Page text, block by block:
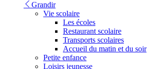
Grandir
Vie scolaire
Les écoles
Restaurant scolaire
Transports scolaires
Accueil du matin et du soir
Petite enfance
Loisirs jeunesse